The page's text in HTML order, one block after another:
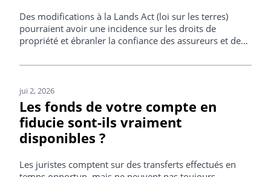
Des modifications à la Lands Act (loi sur les terres)
pourraient avoir une incidence sur les droits de
propriété et ébranler la confiance des assureurs et des
jui 2, 2026
Les fonds de votre compte en
fiducie sont-ils vraiment
disponibles ?
Les juristes comptent sur des transferts effectués en